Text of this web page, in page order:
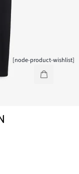
[node-product-wishlist]